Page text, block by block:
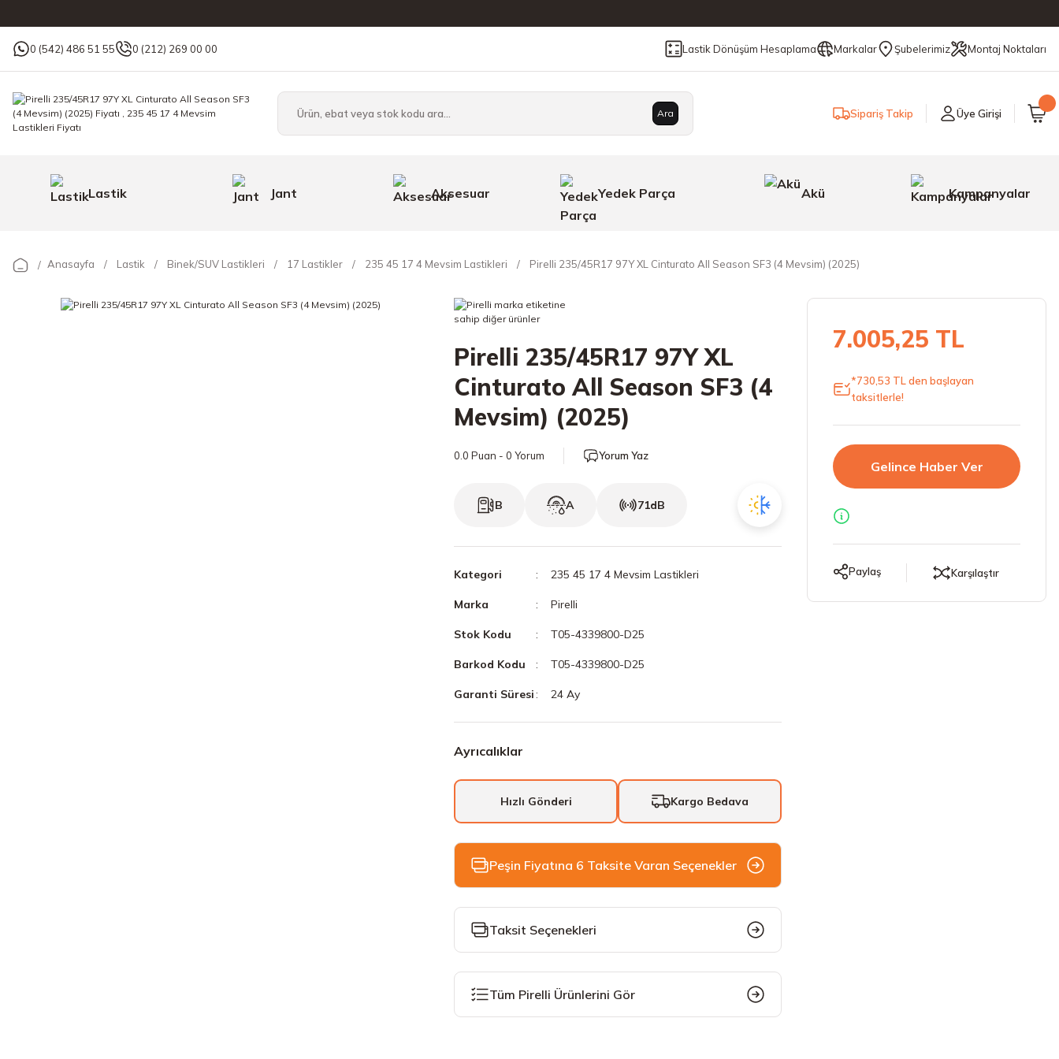
0 (542) 486 51 55 0 (212) 269 00 00 Lastik Dönüşüm Hesaplama Markalar Şubelerimiz Montaj Noktaları
Ara Sipariş Takip Üye Girişi
Lastik Jant Aksesuar Yedek Parça Akü Kampanyalar
Anasayfa Lastik Binek/SUV Lastikleri 17 Lastikler 235 45 17 4 Mevsim Lastikleri Pirelli 235/45R17 97Y XL Cinturato All Season SF3 (4 Mevsim) (2025)
Pirelli 235/45R17 97Y XL
Cinturato All Season SF3 (4
Mevsim) (2025)
0.0 Puan - 0 Yorum Yorum Yaz
B A 71dB
Kategori 235 45 17 4 Mevsim Lastikleri
Marka Pirelli
Stok Kodu T05-4339800-D25
Barkod Kodu T05-4339800-D25
Garanti Süresi 24 Ay
Ayrıcalıklar
Hızlı Gönderi Kargo Bedava
Peşin Fiyatına 6 Taksite Varan Seçenekler
Taksit Seçenekleri
Tüm Pirelli Ürünlerini Gör
7.005,25 TL
*730,53 TL den başlayan
taksitlerle!
Gelince Haber Ver
Paylaş Karşılaştır